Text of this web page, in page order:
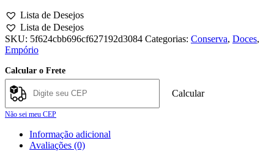
Lista de Desejos
Lista de Desejos
SKU: 5f624cbb696cf627192d3084 Categorias: Conserva, Doces,
Empório
Calcular o Frete
Calcular
Não sei meu CEP
Informação adicional
Avaliações (0)